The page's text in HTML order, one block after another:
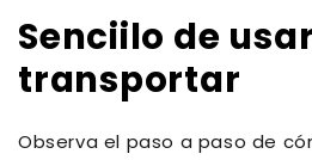
Senciilo de
transportar
Observa el paso a paso de